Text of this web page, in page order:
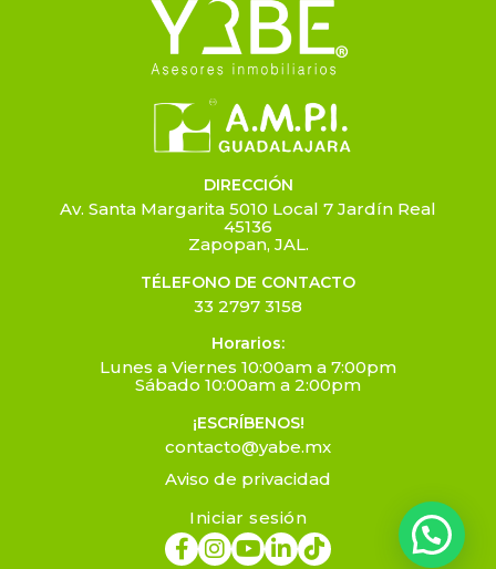
DIRECCIÓN
Av. Santa Margarita 5010 Local 7 Jardín Real
45136
Zapopan, JAL.
TÉLEFONO DE CONTACTO
33 2797 3158
Horarios:
Lunes a Viernes 10:00am a 7:00pm
Sábado 10:00am a 2:00pm
¡ESCRÍBENOS!
contacto@yabe.mx
Aviso de privacidad
Iniciar sesión